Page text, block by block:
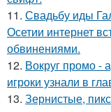
11. Свадьбу иды
Осетии интернет
обвинениями.
12. Вокруг промо -
игроки узнали в
13. Зернистые,